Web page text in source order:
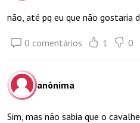
não, até pq eu que não gostaria
0 comentários 1 0
anônima
Sim, mas não sabia que o